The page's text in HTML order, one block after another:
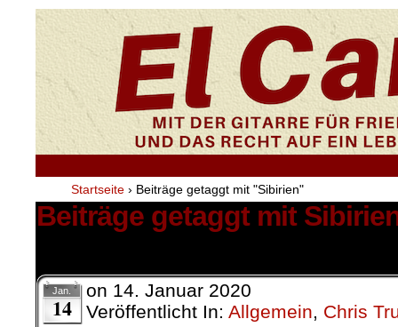
Startseite › Beiträge getaggt mit "Sibirien"
Beiträge getaggt mit
Jan.
14
on 14. Januar 2020
Veröffentlicht In: Allgemein, Chris